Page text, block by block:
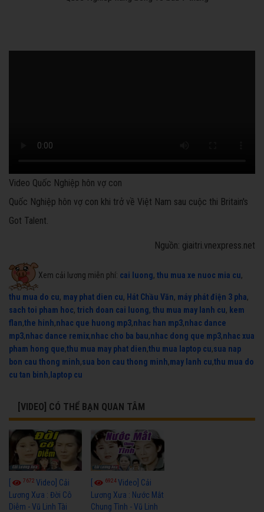
Video Quốc Nghiệp hôn vợ con
Quốc Nghiệp hôn vợ con khi trở về Việt Nam sau cuộc thi Britain's
Got Talent.
Nguồn: giaitri.vnexpress.net
Xem cải lương miễn phí: cai luong, thu mua xe nuoc mia cu,
thu mua do cu, may phat dien cu, Hát Chầu Văn, máy phát điện 3 pha,
sach toi pham hoc, trich doan cai luong, thu mua may lanh cu, kem
flan,the hinh,nhac que huong mp3,nhac han mp3,nhac dance
mp3,nhac dance remix,nhac cho ba bau,nhac dong que mp3,nhac xua
pham hong que,thu mua may phat dien,thu mua laptop cu,sua nap
bon cau thong minh,sua bon cau thong minh,may lanh cu,thu mua do
cu tan binh, laptop cu
[VIDEO] CÓ THỂ BẠN QUAN TÂM
7672 Video] Cải
Lương Xưa : Đời Cô
Diễm - Vũ Linh Tài
6924Video] Cải
Lương Xưa : Nước Mắt
Chung Tình - Vũ Linh